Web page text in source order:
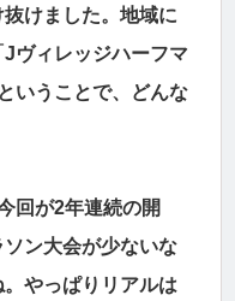
けました。地域に
ヴィレッジハーフマ
いうことで、どんな
回が2年連続の開
ン大会が少ないな
やっぱりリアルは